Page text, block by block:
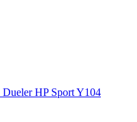
HP Sport Y104